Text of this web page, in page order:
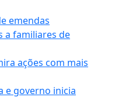
emendas
a familiares de
ações com mais
e governo inicia